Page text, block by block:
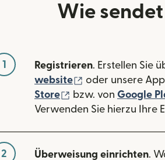
Wie
1 Registrieren. Erstellen Sie
website
(wird in einem
oder unsere
Store
(wird in einem
bzw. von Google
Verwenden Sie hierzu Ihre
2 Überweisung einrichten.